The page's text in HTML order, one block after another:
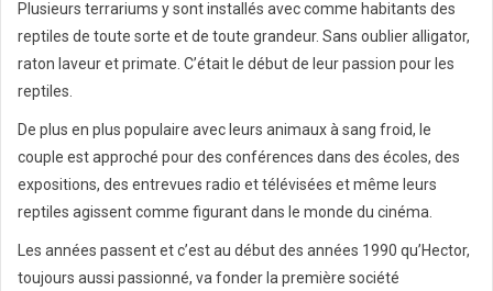
Plusieurs terrariums y sont installés avec comme habitants des
reptiles de toute sorte et de toute grandeur. Sans oublier alligator,
raton laveur et primate. C’était le début de leur passion pour les
reptiles.
De plus en plus populaire avec leurs animaux à sang froid, le
couple est approché pour des conférences dans des écoles, des
expositions, des entrevues radio et télévisées et même leurs
reptiles agissent comme figurant dans le monde du cinéma.
Les années passent et c’est au début des années 1990 qu’Hector,
toujours aussi passionné, va fonder la première société